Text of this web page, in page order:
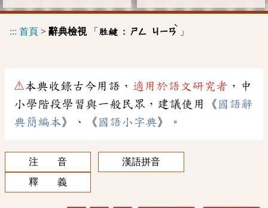
::: 首頁 > 辭典檢視「 胜鍵 : ㄕㄥ ㄐㄧㄢ
ˋ
」
⚠本典收錄古今用語， 適用於語文研究者 ，中
小學階段學習與一般民眾，建議使用《 國語辭
典簡編本》、《 國語小字典》。
注 音
漢語拼音
釋 義